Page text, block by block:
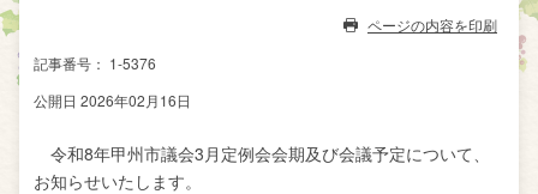
ページの内容を印刷
記事番号： 1-5376
公開日 2026年02月16日
令和8年甲州市議会3月定例会会期及び会議予定について、
お知らせいたします。